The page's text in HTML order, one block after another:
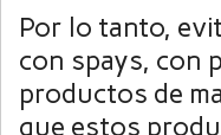
Por lo tanto,
con spays, con
productos de
que estos